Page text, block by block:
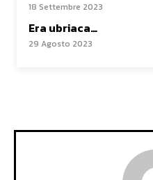
18 Settembre 2023
Era ubriaca…
29 Agosto 2023